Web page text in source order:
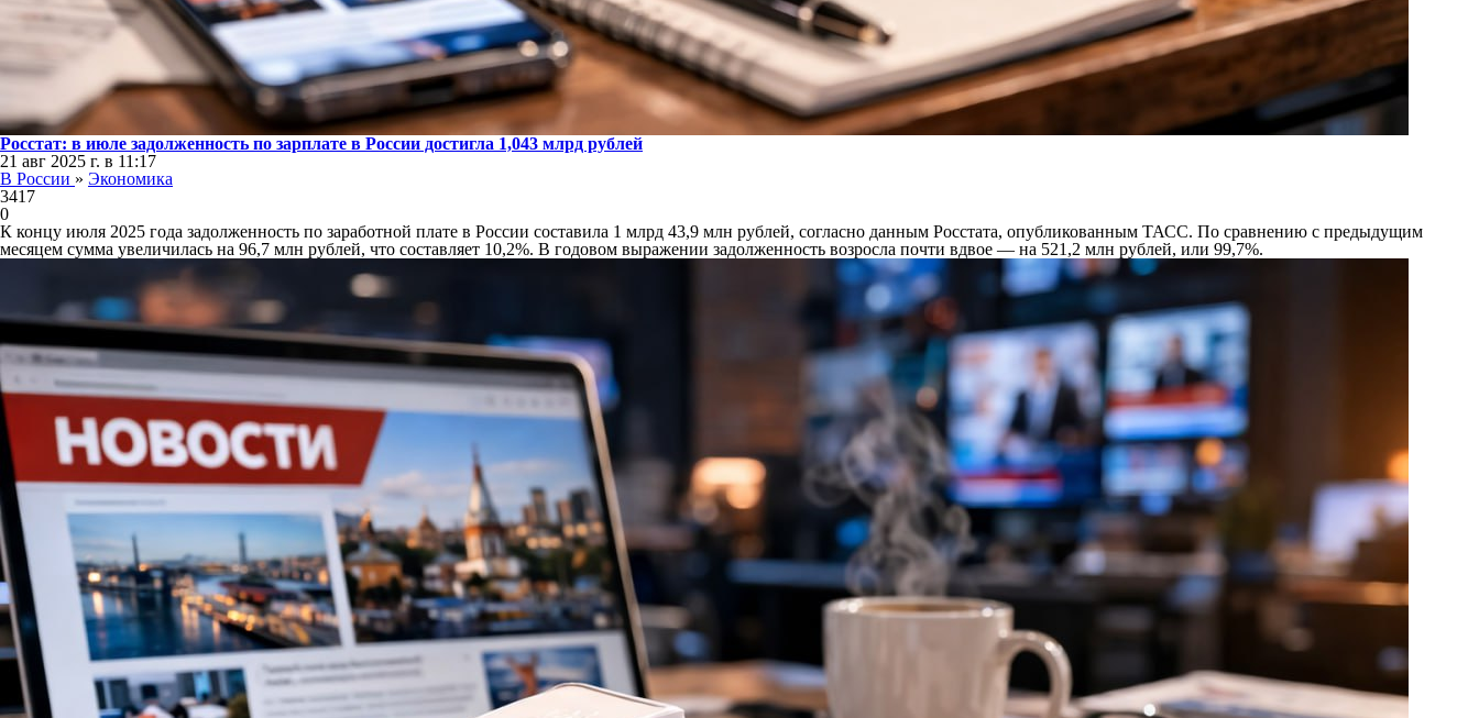
Росстат: в июле задолженность по зарплате в России достигла 1,043 млрд рублей
21 авг 2025 г. в 11:17
В России » Экономика
3417
0
К концу июля 2025 года задолженность по заработной плате в России составила 1 млрд 43,9 млн рублей, согласно данным Росстата, опубликованным ТАСС. По сравнению с предыдущим
месяцем сумма увеличилась на 96,7 млн рублей, что составляет 10,2%. В годовом выражении задолженность возросла почти вдвое — на 521,2 млн рублей, или 99,7%.